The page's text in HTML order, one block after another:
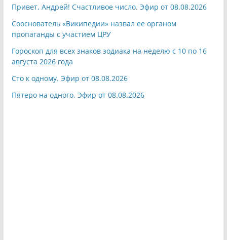
Привет, Андрей! Счастливое число. Эфир от 08.08.2026
Сооснователь «Википедии» назвал ее органом
пропаганды с участием ЦРУ
Гороскоп для всех знаков зодиака на неделю с 10 по 16
августа 2026 года
Сто к одному. Эфир от 08.08.2026
Пятеро на одного. Эфир от 08.08.2026